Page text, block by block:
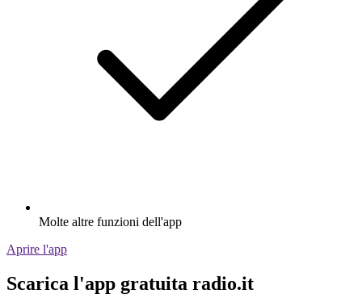
Molte altre funzioni dell'app
Aprire l'app
Scarica l'app gratuita radio.it